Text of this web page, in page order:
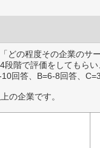
どの程度その企業のサ
4段階で評価をしてもらい
回答、B=6-8回答、
の企業です。